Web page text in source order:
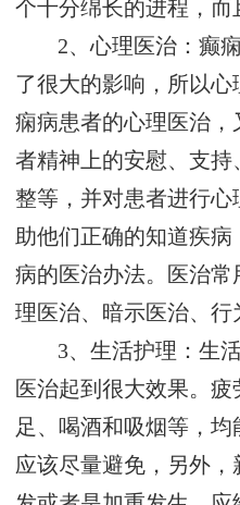
个十分绵长的进程，而
2、心理医治：癫
了很大的影响，所以
痫病患者的心理医治
者精神上的安慰、支持
整等，并对患者进行
助他们正确的知道疾
病的医治办法。医治
理医治、暗示医治、行
3、生活护理：生
医治起到很大效果。
足、喝酒和吸烟等，均
应该尽量避免，另外